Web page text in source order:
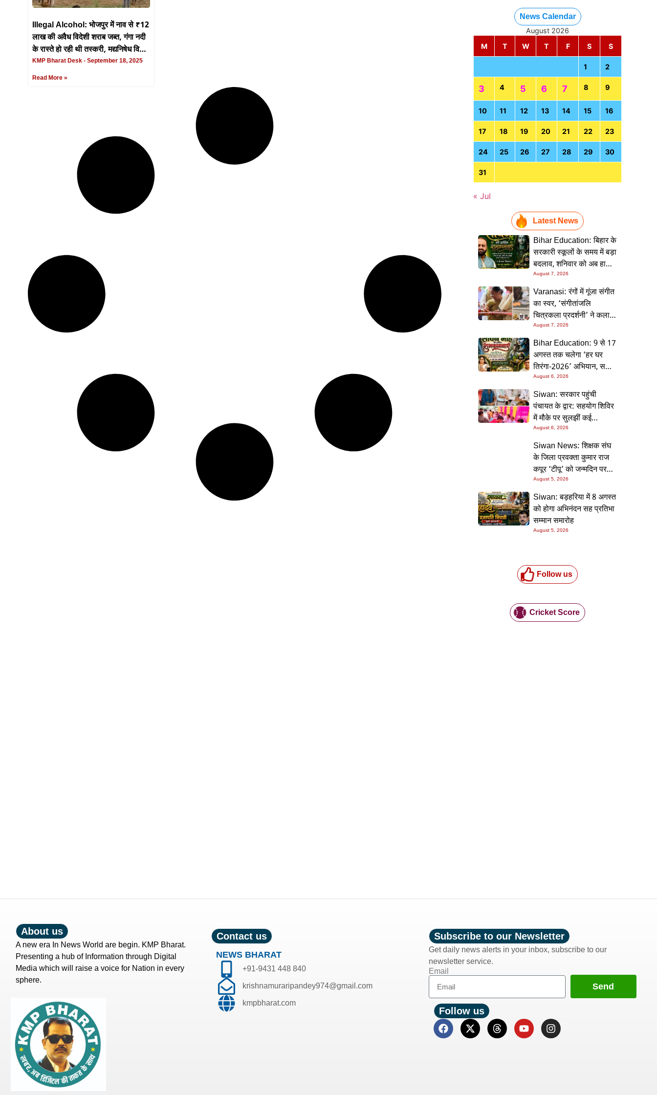
Illegal Alcohol: भोजपुर में नाव से ₹12
लाख की अवैध विदेशी शराब जब्त, गंगा नदी
के रास्ते हो रही थी तस्करी, मद्यनिषेध विभाग
की बड़ी कार्रवाई
KMP Bharat Desk September 18, 2025
Read More »
News Calendar
August 2026
M
T W T F S S
1 2
3 4 5 6 7 8 9
10 11 12 13 14 15 16
17 18 19 20 21 22 23
24 25 26 27 28 29 30
31
« Jul
Latest News
Bihar Education: बिहार के
सरकारी स्कूलों के समय में बड़ा
बदलाव, शनिवार को अब हाफ
डे रहेगा विद्यालय
August 7, 2026
Varanasi: रंगों में गूंजा संगीत
का स्वर, ‘संगीतांजलि
चित्रकला प्रदर्शनी’ ने कला
प्रेमियों को किया मंत्रमुग्ध
August 7, 2026
Bihar Education: 9 से 17
अगस्त तक चलेगा ‘हर घर
तिरंगा-2026’ अभियान, सभी
स्कूलों को दिए गए विस्तृत
निर्देश
August 6, 2026
Siwan: सरकार पहुंची
पंचायत के द्वार: सहयोग शिविर
में मौके पर सुलझीं कई
समस्याएं, 30 दिन में समाधान
की गारंटी
August 6, 2026
Siwan News: शिक्षक संघ
के जिला प्रवक्ता कुमार राज
कपूर ‘टीपू’ को जन्मदिन पर
मिली शुभकामनाओं की सौगात
August 5, 2026
Siwan: बड़हरिया में 8 अगस्त
को होगा अभिनंदन सह प्रतिभा
सम्मान समारोह
August 5, 2026
Follow us
Cricket Score
About us
A new era In News World are begin. KMP Bharat.
Presenting a hub of Information through Digital
Media which will raise a voice for Nation in every
sphere.
Contact us
NEWS BHARAT
+91-9431 448 840
krishnamuraripandey974@gmail.com
kmpbharat.com
Subscribe to our Newsletter
Get daily news alerts in your inbox, subscribe to our
newsletter service.
Email
Send
Follow us